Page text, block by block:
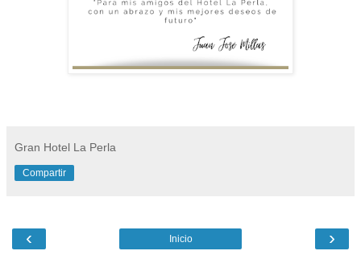
Gran Hotel La Perla
Compartir
‹ ›
Inicio